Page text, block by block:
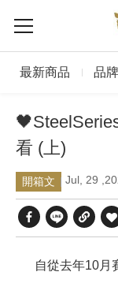
最新商品 品
看 (上)
開箱文 Jul, 29
自從去年10月